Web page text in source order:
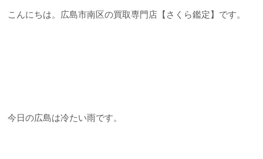
こんにちは。広島市南区の買取専門店【さくら鑑定】です。
今日の広島は冷たい雨です。